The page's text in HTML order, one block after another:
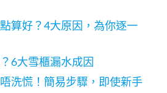
算好？4大原因，為你逐一
6大雪櫃漏水成因
洗慌！簡易步驟，即使新手